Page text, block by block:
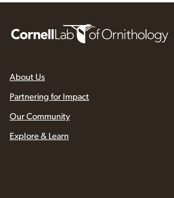
About Us
Partnering for Impact
Our Community
Explore & Learn